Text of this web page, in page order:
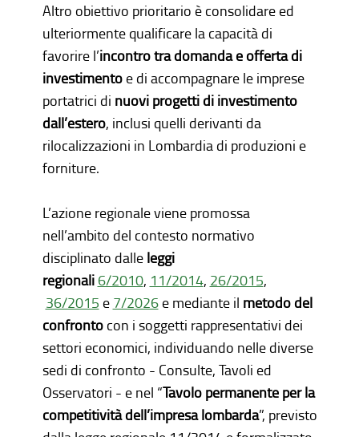
Altro obiettivo prioritario è consolidare ed
ulteriormente qualifica­re la capacità di
favorire l’incontro tra domanda e offerta di
investi­mentoe di accompagnare le imprese
portatrici di nuovi progetti di investimento
dall’estero, inclusi quelli derivanti da
rilocalizzazioni in Lombardia di produzioni e
forniture.
L’azione regionale viene promossa
nell’ambito del contesto normativo
disciplinato dalle leggi
regionali 6/2010, 11/2014, 26/2015,
36/2015 e 7/2026e mediante il metodo del
confrontocon i soggetti rappresentativi dei
settori economici, individuando nelle diverse
sedi di confronto - Consulte, Tavoli ed
Osservatori - e nel “Tavolo permanente per la
competitività dell’impresa lombarda”, previsto